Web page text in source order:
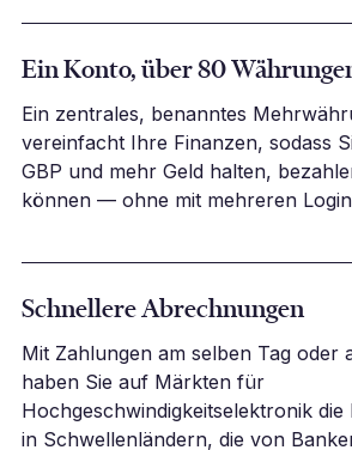
Ein Konto, über 80
Ein zentrales, benanntes
vereinfacht Ihre Finanzen, sodass
GBP und mehr Geld halten,
können — ohne mit mehreren
Schnellere Abrechnungen
Mit Zahlungen am selben Tag oder
haben Sie auf Märkten für
Hochgeschwindigkeitselektronik
in Schwellenländern, die von